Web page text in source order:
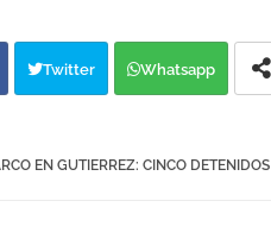
Twitter Whatsapp
EN GUTIERREZ: CINCO DETENIDOS